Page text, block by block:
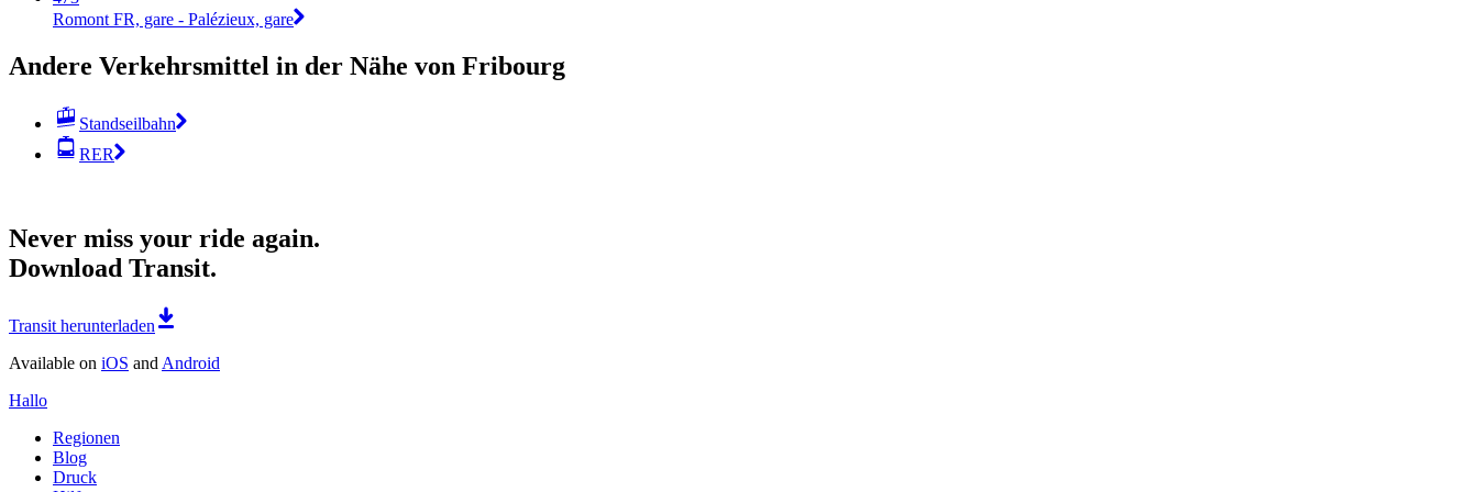
Romont FR, gare - Palézieux, gare
Andere Verkehrsmittel in der Nähe von Fribourg
Standseilbahn
RER
Never miss your ride again.
Download Transit.
Transit herunterladen
Available on iOS and Android
Hallo
Regionen
Blog
Druck